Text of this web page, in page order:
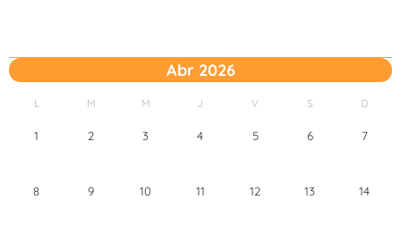
Abr 2026
L M M J V S D
1 2 3 4 5 6 7
8 9 10 11 12 13 14